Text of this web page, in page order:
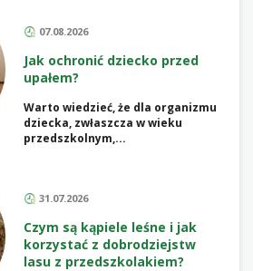
07.08.2026
Jak ochronić dziecko przed
upałem?
Warto wiedzieć, że dla organizmu
dziecka, zwłaszcza w wieku
przedszkolnym,...
31.07.2026
Czym są kąpiele leśne i jak
korzystać z dobrodziejstw
lasu z przedszkolakiem?